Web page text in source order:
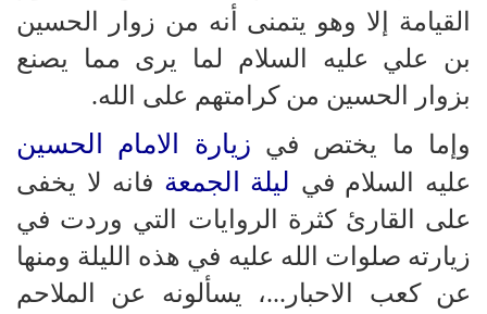
القيامة إلا وهو يتمنى أنه من زوار الحسين
بن علي عليه السلام لما يرى مما يصنع
بزوار الحسين من كرامتهم على الله.
وإما ما يختص في زيارة الامام الحسين
عليه السلام في ليلة الجمعة فانه لا يخفى
على القارئ كثرة الروايات التي وردت في
زيارته صلوات الله عليه في هذه الليلة ومنها
عن كعب الاحبار...، يسألونه عن الملاحم